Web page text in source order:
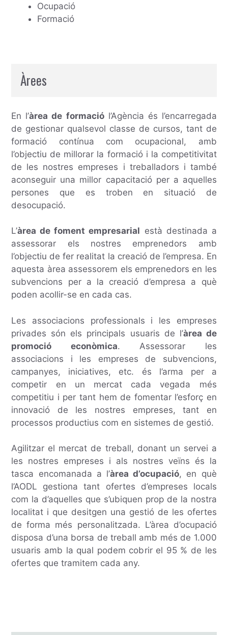
Ocupació
Formació
Àrees
En l’àrea de formaciól’Agència és l’encarregada
de gestionar qualsevol classe de cursos, tant de
formació contínua com ocupacional, amb
l’objectiu de millorar la formació i la competitivitat
de les nostres empreses i treballadors i també
aconseguir una millor capacitació per a aquelles
persones que es troben en situació de
desocupació.
L’àrea de foment empresarial està destinada a
assessorar els nostres emprenedors amb
l’objectiu de fer realitat la creació de l’empresa. En
aquesta àrea assessorem els emprenedors en les
subvencions per a la creació d’empresa a què
poden acollir-se en cada cas.
Les associacions professionals i les empreses
privades són els principals usuaris de l’àrea de
promoció econòmica. Assessorar les
associacions i les empreses de subvencions,
campanyes, iniciatives, etc. és l’arma per a
competir en un mercat cada vegada més
competitiu i per tant hem de fomentar l’esforç en
innovació de les nostres empreses, tant en
processos productius com en sistemes de gestió.
Agilitzar el mercat de treball, donant un servei a
les nostres empreses i als nostres veïns és la
tasca encomanada a l’àrea d’ocupació, en què
l’AODL gestiona tant ofertes d’empreses locals
com la d’aquelles que s’ubiquen prop de la nostra
localitat i que desitgen una gestió de les ofertes
de forma més personalitzada. L’àrea d’ocupació
disposa d’una borsa de treball amb més de 1.000
usuaris amb la qual podem cobrir el 95 % de les
ofertes que tramitem cada any.